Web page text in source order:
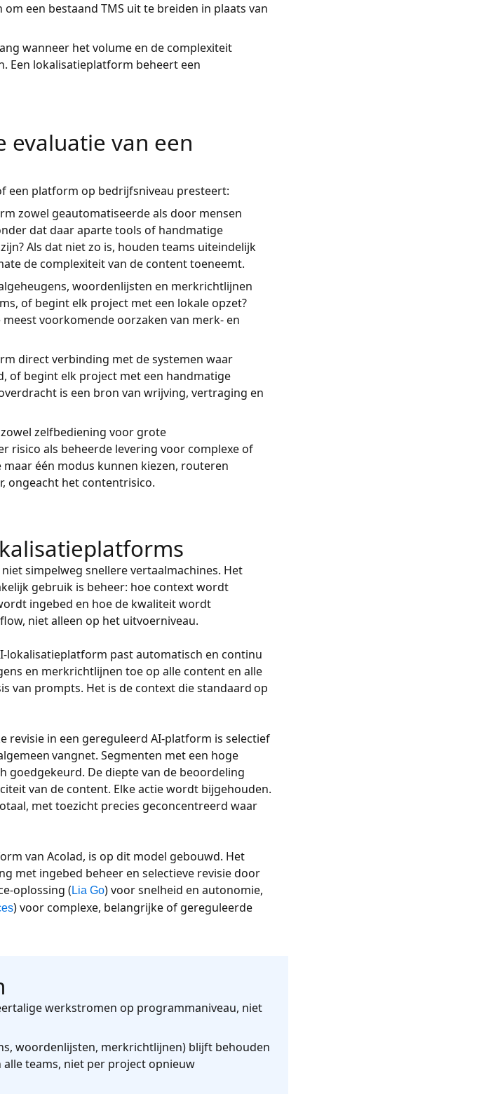
een bestaand TMS uit te breiden in plaats van
wanneer het volume en de complexiteit
Een lokalisatieplatform beheert een
evaluatie van een
een platform op bedrijfsniveau presteert:
zowel geautomatiseerde als door mensen
dat daar aparte tools of handmatige
Als dat niet zo is, houden teams uiteindelijk
de complexiteit van de content toeneemt.
woordenlijsten en merkrichtlijnen
of begint elk project met een lokale opzet?
voorkomende oorzaken van merk- en
direct verbinding met de systemen waar
of begint elk project met een handmatige
is een bron van wrijving, vertraging en
zelfbediening voor grote
risico als beheerde levering voor complexe of
één modus kunnen kiezen, routeren
ongeacht het contentrisico.
simpelweg snellere vertaalmachines. Het
gebruik is beheer: hoe context wordt
ingebed en hoe de kwaliteit wordt
niet alleen op het uitvoerniveau.
lokalisatieplatform past automatisch en continu
en merkrichtlijnen toe op alle content en alle
van prompts. Het is de context die standaard op
revisie in een gereguleerd AI-platform is selectief
vangnet. Segmenten met een hoge
De diepte van de beoordeling
van de content. Elke actie wordt bijgehouden.
met toezicht precies geconcentreerd waar
van Acolad, is op dit model gebouwd. Het
met ingebed beheer en selectieve revisie door
oplossing ( Lia Go) voor snelheid en autonomie,
) voor complexe, belangrijke of gereguleerde
werkstromen op programmaniveau, niet
woordenlijsten, merkrichtlijnen) blijft behouden
teams, niet per project opnieuw